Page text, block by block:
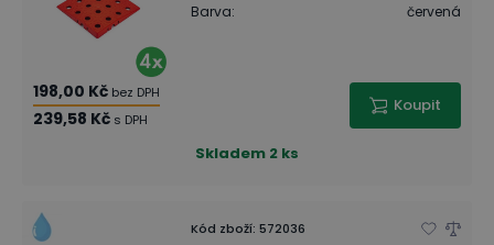
Barva: červená
198,00 Kč bez DPH
239,58 Kč s DPH
Koupit
Skladem 2 ks
Kód zboží: 572036